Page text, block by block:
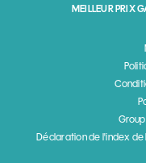
MEILLEUR PRIX
Déclaration de l'index